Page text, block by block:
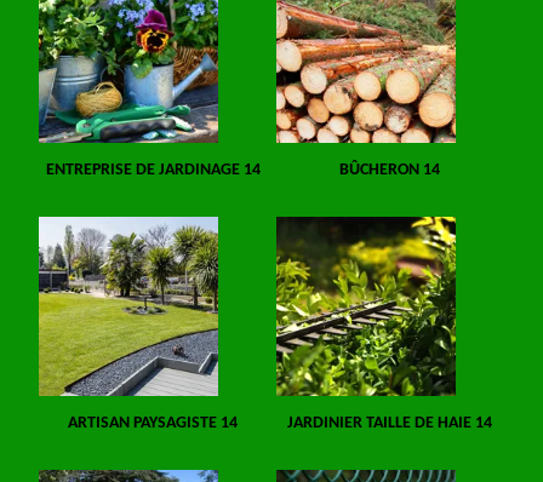
ENTREPRISE DE JARDINAGE 14 BÛCHERON 14
ARTISAN PAYSAGISTE 14 JARDINIER TAILLE DE HAIE 14